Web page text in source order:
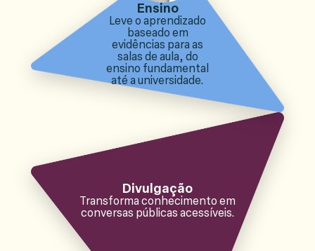
Ensino
Leve o aprendizado
baseado em
evidências para as
salas de aula, do
ensino fundamental
até a universidade.
Divulgação
Transforma conhecimento em
conversas públicas acessíveis.